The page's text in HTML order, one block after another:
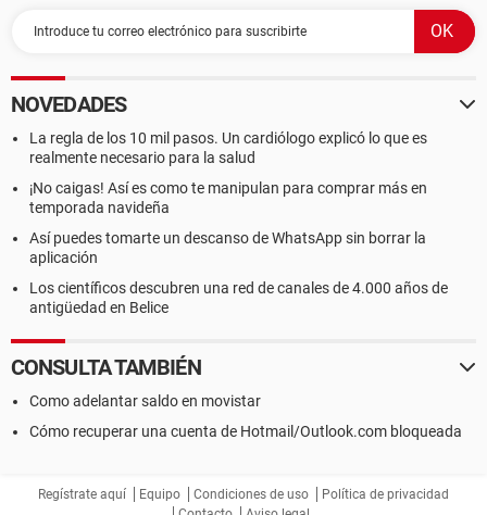
NOVEDADES
La regla de los 10 mil pasos. Un cardiólogo explicó lo que es
realmente necesario para la salud
¡No caigas! Así es como te manipulan para comprar más en
temporada navideña
Así puedes tomarte un descanso de WhatsApp sin borrar la
aplicación
Los científicos descubren una red de canales de 4.000 años de
antigüedad en Belice
CONSULTA TAMBIÉN
Como adelantar saldo en movistar
Cómo recuperar una cuenta de Hotmail/Outlook.com bloqueada
Regístrate aquí Equipo Condiciones de uso
Política de privacidad